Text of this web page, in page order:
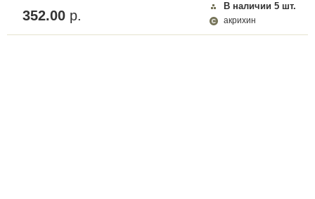
352.00 р.
В наличии 5 шт.
акрихин